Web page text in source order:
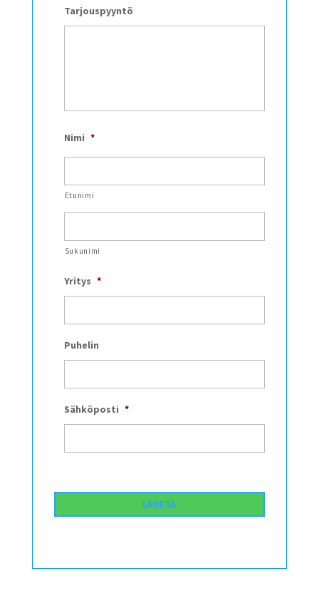
Tarjouspyyntö
Nimi *
Etunimi
Sukunimi
Yritys *
Puhelin
Sähköposti *